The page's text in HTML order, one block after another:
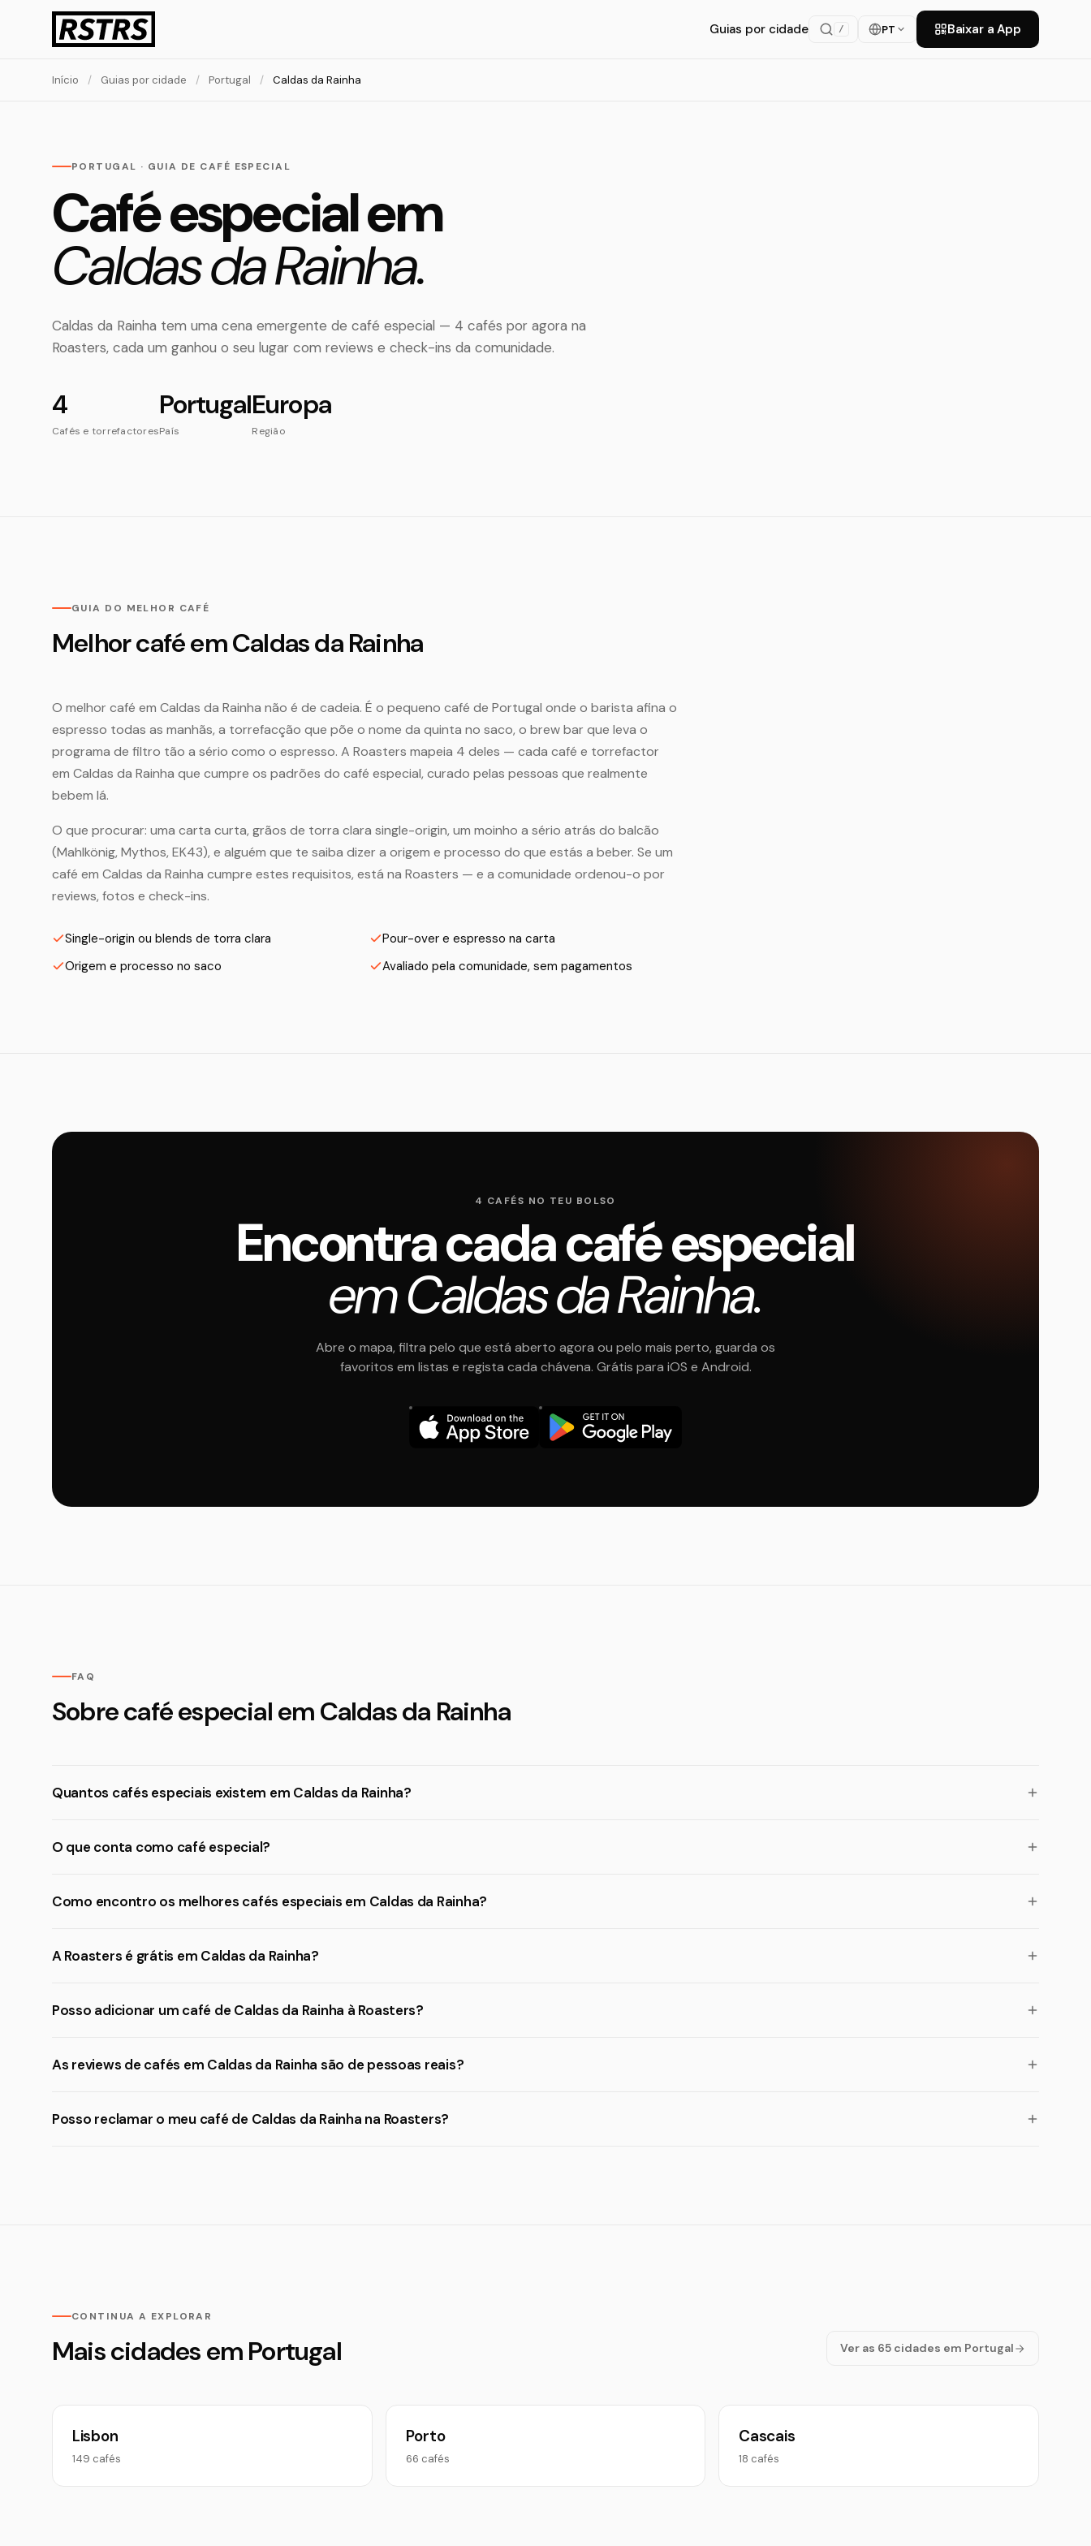
Guias por cidade / PT Baixar a App
Início / Guias por cidade / Portugal / Caldas da Rainha
PORTUGAL · GUIA DE CAFÉ ESPECIAL
Café especial em
Caldas da Rainha.
Caldas da Rainha tem uma cena emergente de café especial — 4 cafés por agora na
Roasters, cada um ganhou o seu lugar com reviews e check-ins da comunidade.
4
Cafés e torrefactores
Portugal
País
Europa
Região
GUIA DO MELHOR CAFÉ
Melhor café em Caldas da Rainha
O melhor café em Caldas da Rainha não é de cadeia. É o pequeno café de Portugal onde o barista afina o
espresso todas as manhãs, a torrefacção que põe o nome da quinta no saco, o brew bar que leva o
programa de filtro tão a sério como o espresso. A Roasters mapeia 4 deles — cada café e torrefactor
em Caldas da Rainha que cumpre os padrões do café especial, curado pelas pessoas que realmente
bebem lá.
O que procurar: uma carta curta, grãos de torra clara single-origin, um moinho a sério atrás do balcão
(Mahlkönig, Mythos, EK43), e alguém que te saiba dizer a origem e processo do que estás a beber. Se um
café em Caldas da Rainha cumpre estes requisitos, está na Roasters — e a comunidade ordenou-o por
reviews, fotos e check-ins.
Single-origin ou blends de torra clara
Pour-over e espresso na carta
Origem e processo no saco
Avaliado pela comunidade, sem pagamentos
4 CAFÉS NO TEU BOLSO
Encontra cada café especial
em Caldas da Rainha.
Abre o mapa, filtra pelo que está aberto agora ou pelo mais perto, guarda os
favoritos em listas e regista cada chávena. Grátis para iOS e Android.
FAQ
Sobre café especial em Caldas da Rainha
Quantos cafés especiais existem em Caldas da Rainha?
O que conta como café especial?
Como encontro os melhores cafés especiais em Caldas da Rainha?
A Roasters é grátis em Caldas da Rainha?
Posso adicionar um café de Caldas da Rainha à Roasters?
As reviews de cafés em Caldas da Rainha são de pessoas reais?
Posso reclamar o meu café de Caldas da Rainha na Roasters?
CONTINUA A EXPLORAR
Mais cidades em Portugal Ver as 65 cidades em Portugal
Lisbon
149 cafés
Porto
66 cafés
Cascais
18 cafés